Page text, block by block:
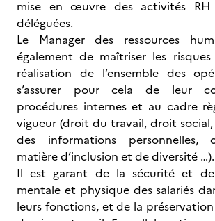
mise en œuvre des activités
déléguées.
Le Manager des ressources
également de maîtriser les
réalisation de l’ensemble des
s’assurer pour cela de leur
procédures internes et au cadre
vigueur (droit du travail, droit
des informations personnelles,
matière d’inclusion et de diversité …).
Il est garant de la sécurité et
mentale et physique des salariés
leurs fonctions, et de la